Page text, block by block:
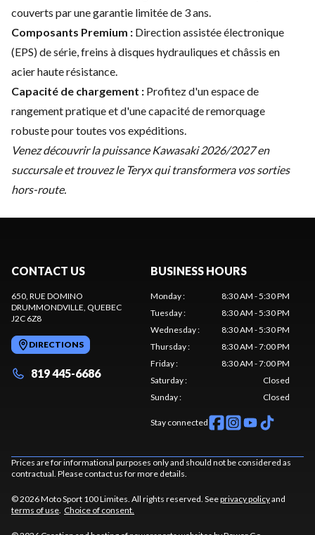
couverts par une garantie limitée de 3 ans.
Composants Premium : Direction assistée électronique
(EPS) de série, freins à disques hydrauliques et châssis en
acier haute résistance.
Capacité de chargement : Profitez d'un espace de
rangement pratique et d'une capacité de remorquage
robuste pour toutes vos expéditions.
Venez découvrir la puissance Kawasaki 2026/2027 en
succursale et trouvez le Teryx qui transformera vos sorties
hors-route.
CONTACT US
650, RUE DOMINO
DRUMMONDVILLE, QUEBEC
J2C 6Z8
DIRECTIONS
819 445-6686
BUSINESS HOURS
Monday:
8:30 AM - 5:30 PM
Tuesday:
8:30 AM - 5:30 PM
Wednesday:
8:30 AM - 5:30 PM
Thursday:
8:30 AM - 7:00 PM
Friday:
8:30 AM - 7:00 PM
Saturday:
Closed
Sunday: Closed
Stay connected
Prices are for informational purposes only and should not be considered as
contractual. Please contact us for more details.
© 2026 Moto Sport 100 Limites. All rights reserved. Seeprivacy policyand
terms of use. Choice of consent.